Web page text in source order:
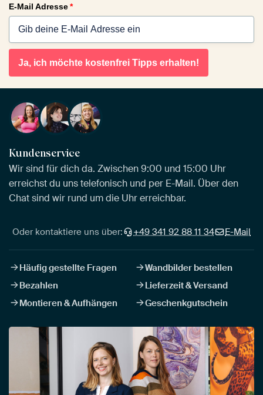
E-Mail Adresse*
Ja, ich möchte kostenfrei Tipps erhalten!
Kundenservice
Wir sind für dich da. Zwischen 9:00 und 15:00 Uhr
erreichst du uns telefonisch und per E-Mail. Über den
Chat sind wir rund um die Uhr erreichbar.
Oder kontaktiere uns über: +49 341 92 88 11 34 E-Mail
Häufig gestellte Fragen
Wandbilder bestellen
Bezahlen
Lieferzeit & Versand
Montieren & Aufhängen
Geschenkgutschein